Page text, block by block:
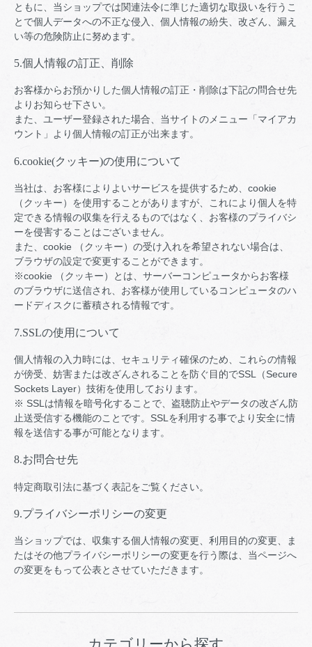
ともに、当ショップでは関連法令に準じた適切な取扱いを行うこ
とで個人データへの不正な侵入、個人情報の紛失、改ざん、漏え
い等の危険防止に努めます。
5.個人情報の訂正、削除
お客様からお預かりした個人情報の訂正・削除は下記の問合せ先
よりお知らせ下さい。
また、ユーザー登録された場合、当サイトのメニュー「マイアカ
ウント」より個人情報の訂正が出来ます。
6.cookie(クッキー)の使用について
当社は、お客様によりよいサービスを提供するため、cookie
（クッキー）を使用することがありますが、これにより個人を特
定できる情報の収集を行えるものではなく、お客様のプライバシ
ーを侵害することはございません。
また、cookie （クッキー）の受け入れを希望されない場合は、
ブラウザの設定で変更することができます。
※cookie （クッキー）とは、サーバーコンピュータからお客様
のブラウザに送信され、お客様が使用しているコンピュータのハ
ードディスクに蓄積される情報です。
7.SSLの使用について
個人情報の入力時には、セキュリティ確保のため、これらの情報
が傍受、妨害または改ざんされることを防ぐ目的でSSL（Secure
Sockets Layer）技術を使用しております。
※ SSLは情報を暗号化することで、盗聴防止やデータの改ざん防
止送受信する機能のことです。SSLを利用する事でより安全に情
報を送信する事が可能となります。
8.お問合せ先
特定商取引法に基づく表記をご覧ください。
9.プライバシーポリシーの変更
当ショップでは、収集する個人情報の変更、利用目的の変更、ま
たはその他プライバシーポリシーの変更を行う際は、当ページへ
の変更をもって公表とさせていただきます。